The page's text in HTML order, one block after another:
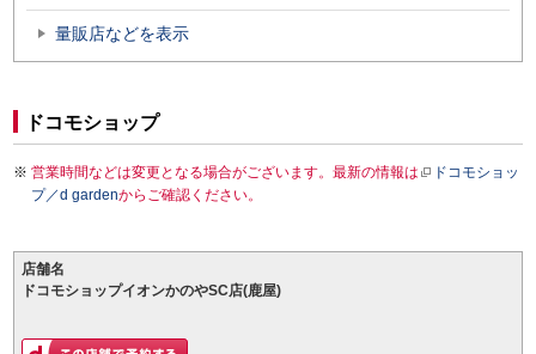
量販店などを表示
ドコモショップ
営業時間などは変更となる場合がございます。最新の情報は
ドコモショッ
プ／d gardenからご確認ください。
店舗名
ドコモショップイオンかのやSC店(鹿屋)